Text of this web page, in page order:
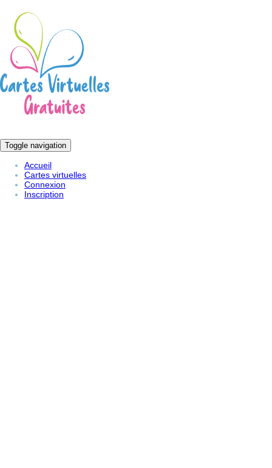
Toggle navigation
Accueil
Cartes virtuelles
Connexion
Inscription